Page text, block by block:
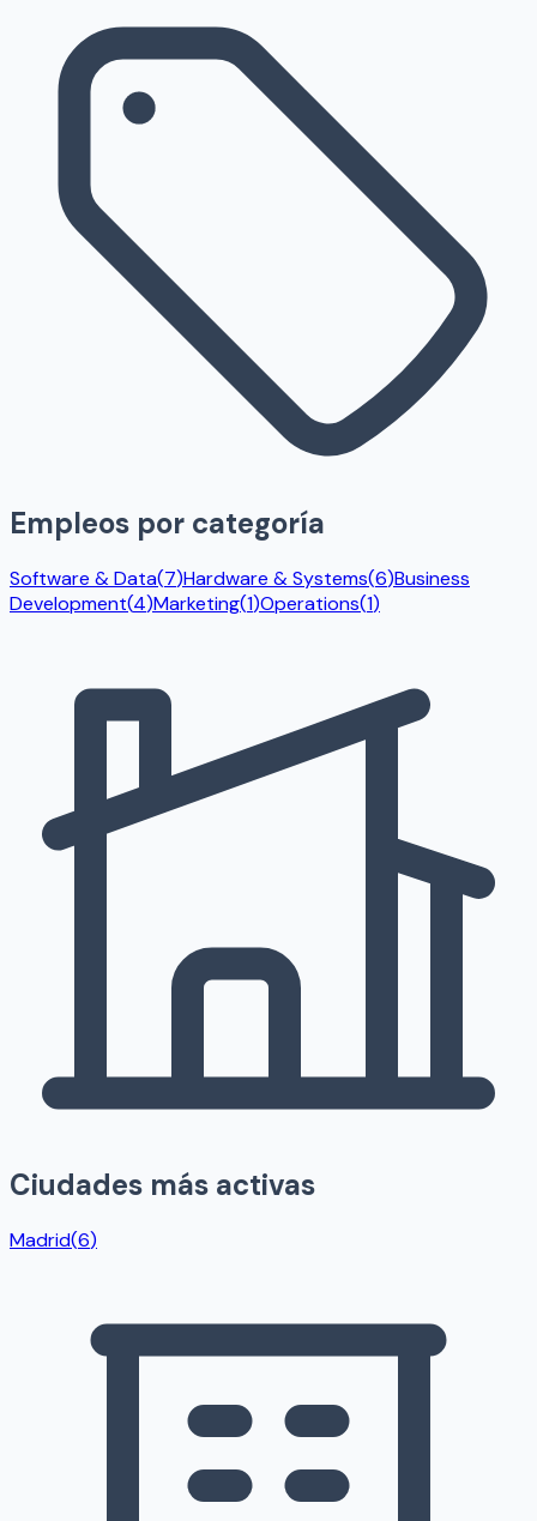
Empleos por categoría
Software & Data(7)Hardware & Systems(6)Business
Development(4)Marketing(1)Operations(1)
Ciudades más activas
Madrid(6)